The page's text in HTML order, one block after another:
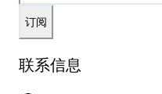
订阅
联系信息